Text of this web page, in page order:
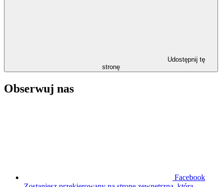
Udostępnij tę
stronę
Obserwuj nas
Facebook